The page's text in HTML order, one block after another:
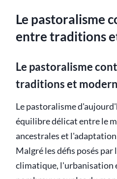
Le pastoralisme
entre traditions
Le pastoralisme
traditions et
Le pastoralisme
équilibre délicat entre le
ancestrales et
Malgré les défis posés par
climatique, l'urbanisation